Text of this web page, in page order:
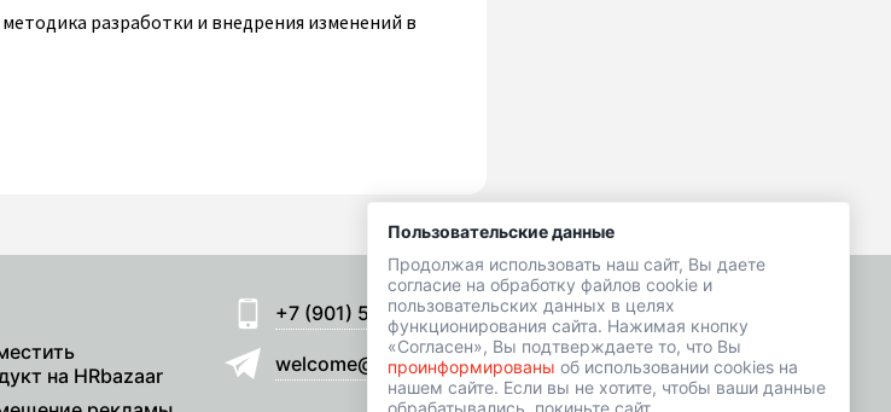
методика разработки и внедрения изменений в
Пользовательские данные
Продолжая использовать наш сайт, Вы даете
согласие на обработку файлов cookie и
пользовательских данных в целях
функционирования сайта. Нажимая кнопку
«Согласен», Вы подтверждаете то, что Вы
проинформированы об использовании cookies на
нашем сайте. Если вы не хотите, чтобы ваши данные
обрабатывались, покиньте сайт
на HRbazaar
+7 (901) 518-01-49
welcome@hrbazaar.ru
Подписаться на рассылку